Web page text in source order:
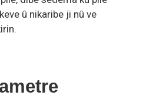
û nikaribe ji nû ve